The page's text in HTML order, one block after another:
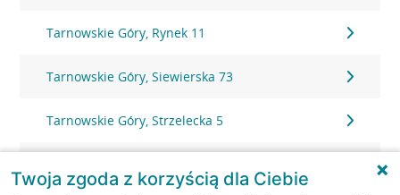
Tarnowskie Góry, Rynek 11
Tarnowskie Góry, Siewierska 73
Tarnowskie Góry, Strzelecka 5
Twoja zgoda z korzyścią dla Ciebie